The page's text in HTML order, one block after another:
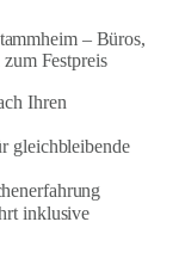
– Büros,
Festpreis
Ihren
gleichbleibende
inklusive